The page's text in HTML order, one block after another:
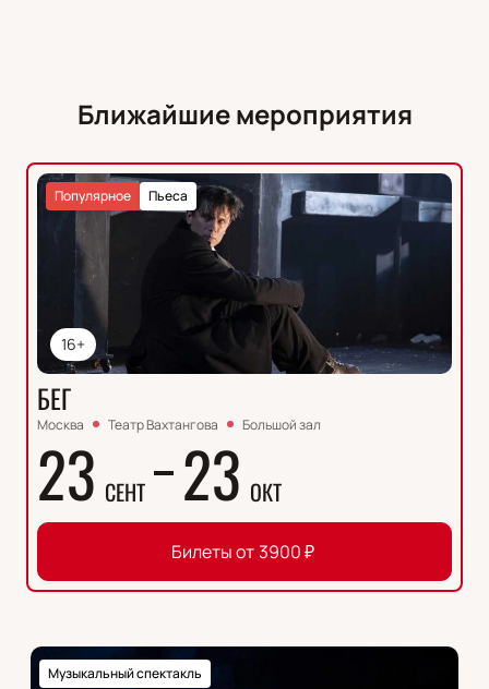
Ближайшие мероприятия
16+
Пьеса
Популярное
БЕГ
Москва Театр Вахтангова Большой зал
23 СЕНТ 23 ОКТ
Билеты от 3900₽
Музыкальный спектакль